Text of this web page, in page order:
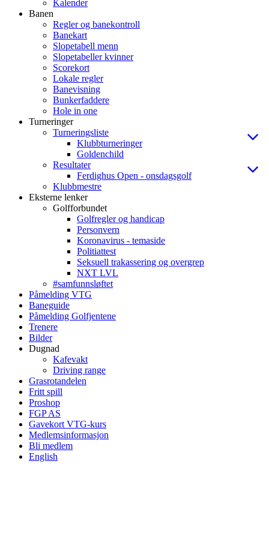
Kalender
Banen
Regler og banekontroll
Banekart
Slopetabell menn
Slopetabeller kvinner
Scorekort
Lokale regler
Banevisning
Bunkerfaddere
Hole in one
Turneringer
Turneringsliste
Klubbturneringer
Goldenchild
Resultater
Ferdighus Open - onsdagsgolf
Klubbmestre
Eksterne lenker
Golfforbundet
Golfregler og handicap
Personvern
Koronavirus - temaside
Politiattest
Seksuell trakassering og overgrep
NXT LVL
#samfunnsløftet
Påmelding VTG
Baneguide
Påmelding Golfjentene
Trenere
Bilder
Dugnad
Kafevakt
Driving range
Grasrotandelen
Fritt spill
Proshop
FGP AS
Gavekort VTG-kurs
Medlemsinformasjon
Bli medlem
English